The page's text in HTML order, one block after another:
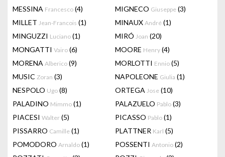
MESSINA Francesco (4) MIGNECO Giuseppe (3)
MILLET Jean-Francois (1) MINAUX André (1)
MINGUZZI Luciano (1) MIRÓ Joan (20)
MONGATTI Vairo (6) MOORE Henry (4)
MORENA Alberico (9) MORLOTTI Ennio (5)
MUSIC Zoran (3) NAPOLEONE Giulia (1)
NESPOLO Ugo (8) ORTEGA Jose (10)
PALADINO Mimmo (1) PALAZUELO Pablo (3)
PIACESI Walter (5) PICASSO Pablo (1)
PISSARRO Camille (1) PLATTNER Karl (5)
POMODORO Arnaldo (1) POSSENTI Antonio (2)